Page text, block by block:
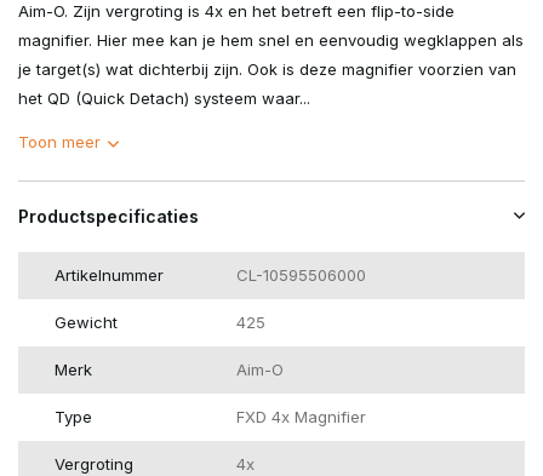
Aim-O. Zijn vergroting is 4x en het betreft een flip-to-side
magnifier. Hier mee kan je hem snel en eenvoudig wegklappen als
je target(s) wat dichterbij zijn. Ook is deze magnifier voorzien van
het QD (Quick Detach) systeem waar...
Toon meer
Productspecificaties
Artikelnummer CL-10595506000
Gewicht 425
Merk Aim-O
Type FXD 4x Magnifier
Vergroting 4x